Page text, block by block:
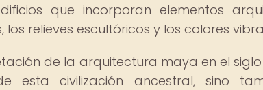
que incorporan elementos
los relieves escultóricos y los colores
de la arquitectura maya en el
esta civilización ancestral, sino